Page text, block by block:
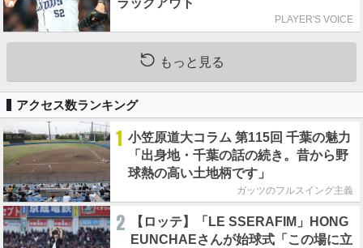
ラックアウト
PLAYER'S VOICE
もっと見る
アクセス数ランキング
1 小笠原道大コラム 第115回 千葉の魅力
「出身地・千葉の話の続き。昔から野
球熱の高い土地柄です」
ガッツのフルスイング主義
2
【ロッテ】「LE SSERAFIM」HONG
EUNCHAEさんが始球式「この場に立